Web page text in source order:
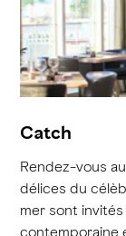
Catch
Rendez-vous
délices du
mer sont
contemporaine